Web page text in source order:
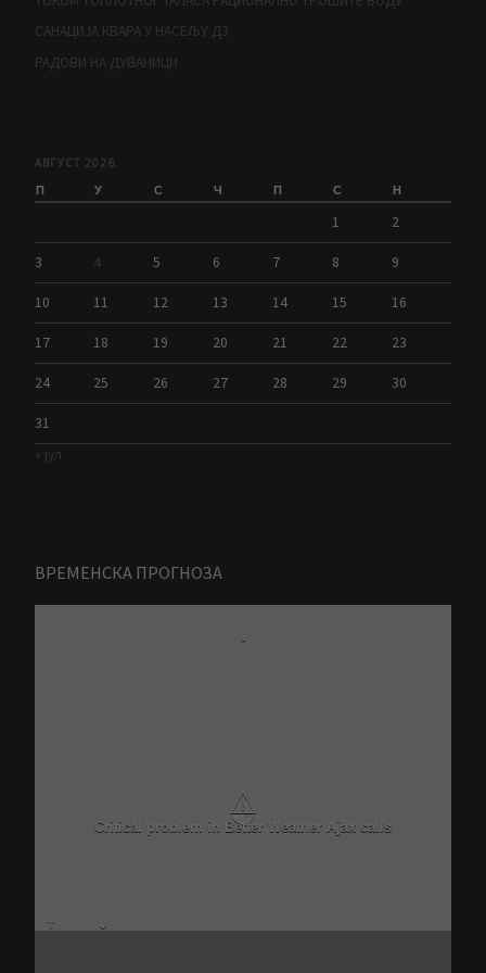
САНАЦИЈА КВАРА У НАСЕЉУ Д3
РАДОВИ НА ДУВАНИЦИ
АВГУСТ 2026.
П У С Ч П С Н
1 2
3 4 5 6 7 8 9
10 11 12 13 14 15 16
17 18 19 20 21 22 23
24 25 26 27 28 29 30
31
« јул
ВРЕМЕНСКА ПРОГНОЗА
-
⚠
Critical problem in Better Weather Ajax calls